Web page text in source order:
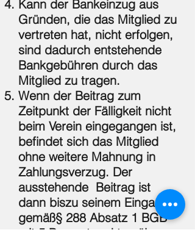
Kann der Bankeinzug aus
Gründen, die das Mitglied zu
vertreten hat, nicht erfolgen,
sind dadurch entstehende
Bankgebühren durch das
Mitglied zu tragen.
Wenn der Beitrag zum
Zeitpunkt der Fälligkeit nicht
beim Verein eingegangen ist,
befindet sich das Mitglied
ohne weitere Mahnung in
Zahlungsverzug. Der
ausstehende Beitrag ist
dann biszu seinem Eingang
gemäß§ 288 Absatz 1 BGB
mit 5 Prozentpunkten über